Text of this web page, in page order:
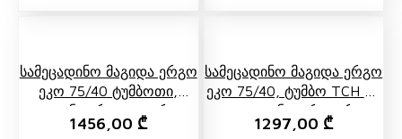
Სამეცადინო Მაგიდა Ერგო
Ეკო 75/40 Ტუმბოთი,
Უკანა Ერთ Და Ორ
Იარუსიანი Თაროთი
1456,00 ₾
Სამეცადინო Მაგიდა Ერგო
Ეკო 75/40, Ტუმბო TCH 07
Და Უკანა Ორი Ორ
Იარუსიანი Თარო
1297,00 ₾